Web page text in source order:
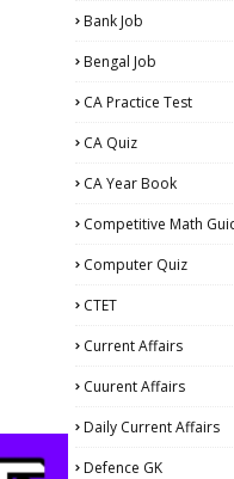
Bank Job
Bengal Job
CA Practice Test
CA Quiz
CA Year Book
Competitive Math
Computer Quiz
CTET
Current Affairs
Cuurent Affairs
Daily Current Affairs
Defence GK